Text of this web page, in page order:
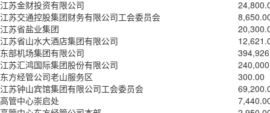
江苏金财投资有限公司
江苏交通控股集团财务有限公司工会委员会
江苏省盐业集团
江苏省山水大酒店集团有限公司
东部机场集团有限公司
江苏汇鸿国际集团股份有限公司
东方经管公司老山服务区
300.00
江苏钟山宾馆集团有限公司工会委员会
高管中心崇启处